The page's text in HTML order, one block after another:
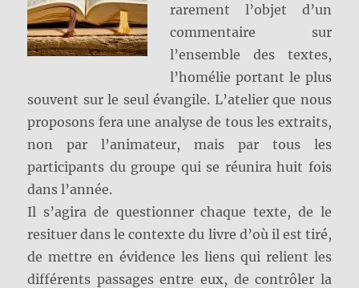
rarement l’objet d’un
commentaire sur
l’ensemble des textes,
l’homélie portant le plus
souvent sur le seul évangile. L’atelier que nous
proposons fera une analyse de tous les extraits,
non par l’animateur, mais par tous les
participants du groupe qui se réunira huit fois
dans l’année.
Il s’agira de questionner chaque texte, de le
resituer dans le contexte du livre d’où il est tiré,
de mettre en évidence les liens qui relient les
différents passages entre eux, de contrôler la